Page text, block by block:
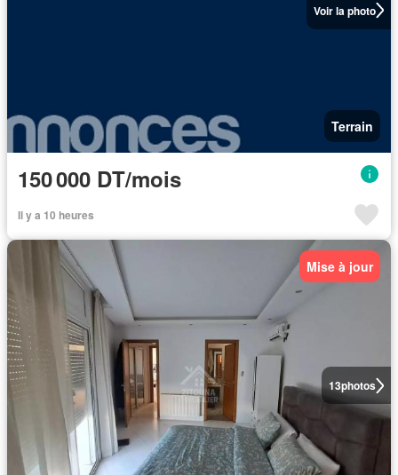
Voir la photo
Terrain
150 000 DT/mois
Il y a 10 heures
13photos
Mise à jour